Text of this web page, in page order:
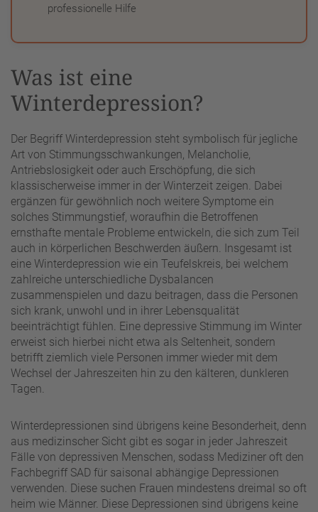
professionelle Hilfe
Was ist eine
Winterdepression?
Der Begriff Winterdepression steht symbolisch für jegliche
Art von Stimmungsschwankungen, Melancholie,
Antriebslosigkeit oder auch Erschöpfung, die sich
klassischerweise immer in der Winterzeit zeigen. Dabei
ergänzen für gewöhnlich noch weitere Symptome ein
solches Stimmungstief, woraufhin die Betroffenen
ernsthafte mentale Probleme entwickeln, die sich zum Teil
auch in körperlichen Beschwerden äußern. Insgesamt ist
eine Winterdepression wie ein Teufelskreis, bei welchem
zahlreiche unterschiedliche Dysbalancen
zusammenspielen und dazu beitragen, dass die Personen
sich krank, unwohl und in ihrer Lebensqualität
beeinträchtigt fühlen. Eine depressive Stimmung im Winter
erweist sich hierbei nicht etwa als Seltenheit, sondern
betrifft ziemlich viele Personen immer wieder mit dem
Wechsel der Jahreszeiten hin zu den kälteren, dunkleren
Tagen.
Winterdepressionen sind übrigens keine Besonderheit, denn
aus medizinscher Sicht gibt es sogar in jeder Jahreszeit
Fälle von depressiven Menschen, sodass Mediziner oft den
Fachbegriff SAD für saisonal abhängige Depressionen
verwenden. Diese suchen Frauen mindestens dreimal so oft
heim wie Männer. Diese Depressionen sind übrigens keine